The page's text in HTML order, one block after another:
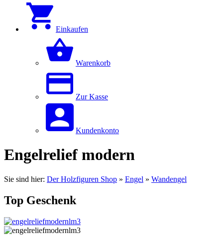
Einkaufen
Warenkorb
Zur Kasse
Kundenkonto
Engelrelief modern
Sie sind hier: Der Holzfiguren Shop » Engel » Wandengel
Top Geschenk